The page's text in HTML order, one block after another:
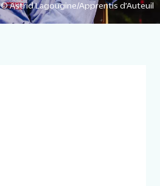
© Astrid Lagougine/Apprentis d’Auteuil